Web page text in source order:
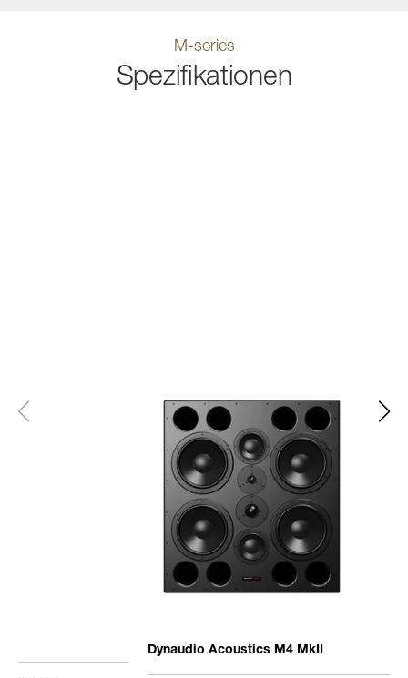
M-series
Spezifikationen
Dynaudio Acoustics M4 MkII